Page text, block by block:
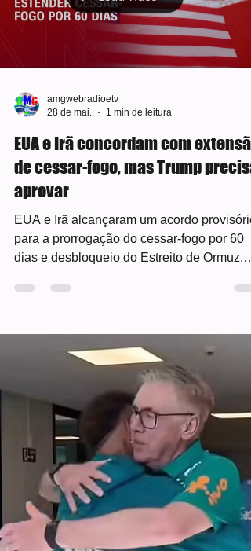
sobre os temas que envolvem a segurança
viária, dentro da programação do Maio
Amarelo 2026. Com o tema “Desacelere:
bem maior é a vida”, os concursos
estadual por m
Load video
amgwebradioetv
1 min de leitura
EUA e Irã concordam com extensão
de cessar-fogo, mas Trump precisa
aprovar
EUA e Irã alcançaram um acordo provisório
precisa aprová-lo, disseram autoridades
americanas à CNN nesta quinta-feira (28).
memorando de entendimento incluiria
disposições para suspender as restrições
Estreito de Ormuz, como a navegação
irrestrita de embarcações e o fim do
americano. Ele daria início a um período de
negociação de 60 dias para tra